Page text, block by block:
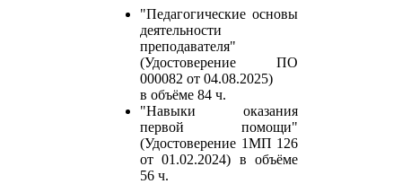
"Педагогические основы
деятельности
преподавателя"
(Удостоверение ПО
000082 от 04.08.2025)
в объёме 84 ч.
"Навыки оказания
первой помощи"
(Удостоверение 1МП 126
от 01.02.2024) в объёме
56 ч.